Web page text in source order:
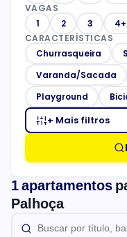
VAGAS
1
2 3
4+
CARACTERÍSTICAS
Churrasqueira
Varanda/Sacada
Playground
+ Mais filtros
1 apartamentos
Palhoça